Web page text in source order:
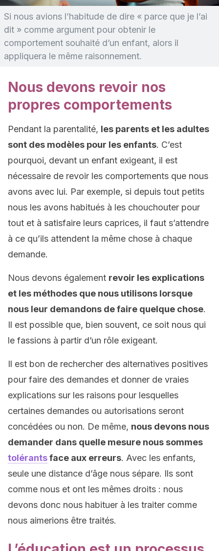
Si nous avions l’habitude de dire « parce que je l’ai
dit » comme argument pour obtenir le
comportement souhaité d’un enfant, alors il
appliquera le même raisonnement.
Nous devons revoir nos
propres comportements
Pendant la parentalité, les parents et les adultes
sont des modèles pour les enfants. C’est
pourquoi, devant un enfant exigeant, il est
nécessaire de revoir les comportements que nous
avons avec lui. Par exemple, si depuis tout petits
nous les avons habitués à les chouchouter pour
tout et à satisfaire leurs caprices, il faut s’attendre
à ce qu’ils attendent la même chose à chaque
demande.
Nous devons également revoir les explications
et les méthodes que nous utilisons lorsque
nous leur demandons de faire quelque chose.
Il est possible que, bien souvent, ce soit nous qui
le fassions à partir d’un rôle exigeant.
Il est bon de rechercher des alternatives positives
pour faire des demandes et donner de vraies
explications sur les raisons pour lesquelles
certaines demandes ou autorisations seront
concédées ou non. De même, nous devons nous
demander dans quelle mesure nous sommes
tolérantsface aux erreurs. Avec les enfants,
seule une distance d’âge nous sépare. Ils sont
comme nous et ont les mêmes droits : nous
devons donc nous habituer à les traiter comme
nous aimerions être traités.